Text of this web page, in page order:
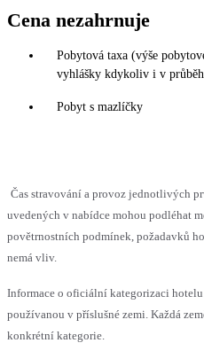
Cena nezahrnuje
Pobytová taxa (výše
vyhlášky kdykoliv i v
Pobyt s mazlíčky
Čas stravování a provoz jednotlivých
uvedených v nabídce mohou podléhat
povětrnostních podmínek, požadavků
nemá vliv.
Informace o oficiální kategorizaci
používanou v příslušné zemi. Každá
konkrétní kategorie.